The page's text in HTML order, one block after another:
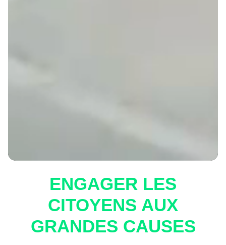
ENGAGER LES
CITOYENS AUX
GRANDES CAUSES